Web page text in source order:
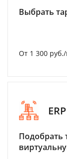
Выбрать
От 1 300
ERP
Подобрать